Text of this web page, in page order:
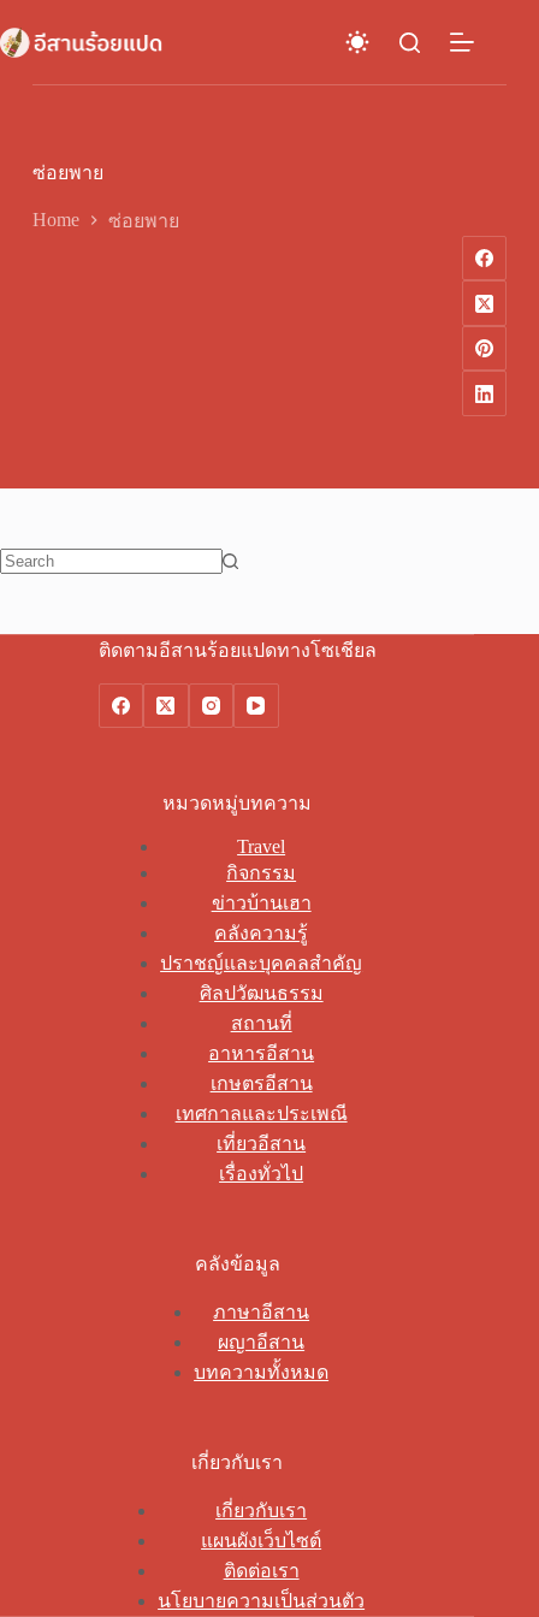
to
content
ซ่อยพาย
Home ซ่อยพาย
ติดตามอีสานร้อยแปดทางโซเชียล
หมวดหมู่บทความ
Travel
กิจกรรม
ข่าวบ้านเฮา
คลังความรู้
ปราชญ์และบุคคลสำคัญ
ศิลปวัฒนธรรม
สถานที่
อาหารอีสาน
เกษตรอีสาน
เทศกาลและประเพณี
เที่ยวอีสาน
เรื่องทั่วไป
คลังข้อมูล
ภาษาอีสาน
ผญาอีสาน
บทความทั้งหมด
เกี่ยวกับเรา
เกี่ยวกับเรา
แผนผังเว็บไซต์
ติดต่อเรา
นโยบายความเป็นส่วนตัว